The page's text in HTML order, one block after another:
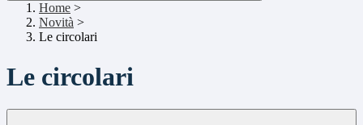
Home >
Novità >
Le circolari
Le circolari